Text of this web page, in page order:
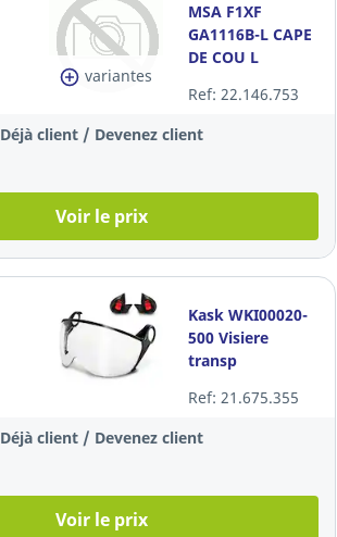
variantes
MSA F1XF
GA1116B-L CAPE
DE COU L
Ref: 22.146.753
Déjà client / Devenez client
Voir le prix
Kask WKI00020-
500 Visiere
transp
Ref: 21.675.355
Déjà client / Devenez client
Voir le prix